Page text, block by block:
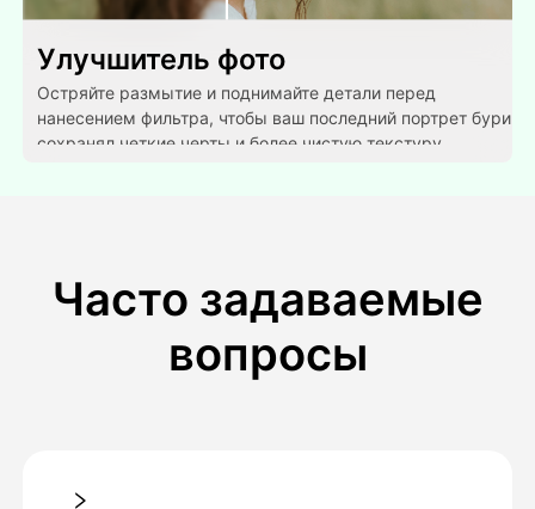
Улучшитель фото
Остряйте размытие и поднимайте детали перед
нанесением фильтра, чтобы ваш последний портрет бури
сохранял четкие черты и более чистую текстуру.
Часто задаваемые
вопросы